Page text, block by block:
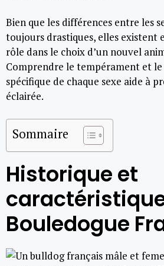
Bien que les différences entre les
toujours drastiques, elles existent
rôle dans le choix d’un nouvel
Comprendre le tempérament et
spécifique de chaque sexe aide à
éclairée.
Sommaire
Historique et
Bouledogue